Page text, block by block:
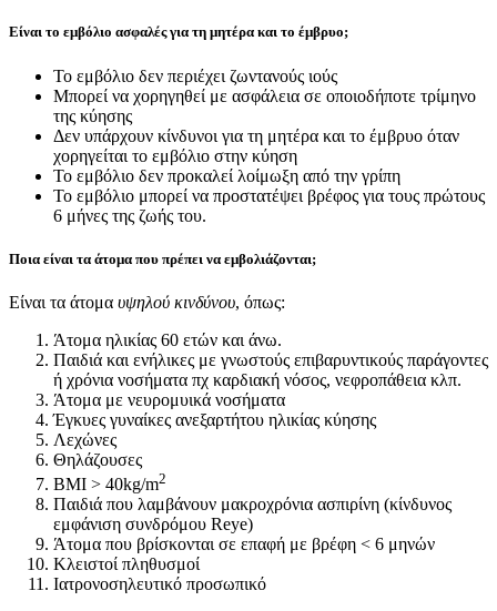
Είναι το εμβόλιο ασφαλές για τη μητέρα και το έμβρυο;
Το εμβόλιο δεν περιέχει ζωντανούς ιούς
Μπορεί να χορηγηθεί με ασφάλεια σε οποιοδήποτε τρίμηνο
της κύησης
Δεν υπάρχουν κίνδυνοι για τη μητέρα και το έμβρυο όταν
χορηγείται το εμβόλιο στην κύηση
Το εμβόλιο δεν προκαλεί λοίμωξη από την γρίπη
Το εμβόλιο μπορεί να προστατέψει βρέφος για τους πρώτους
6 μήνες της ζωής του.
Ποια είναι τα άτομα που πρέπει να εμβολιάζονται;
Είναι τα άτομα υψηλού κινδύνου, όπως:
Άτομα ηλικίας 60 ετών και άνω.
Παιδιά και ενήλικες με γνωστούς επιβαρυντικούς παράγοντες
ή χρόνια νοσήματα πχ καρδιακή νόσος, νεφροπάθεια κλπ.
Άτομα με νευρομυικά νοσήματα
Έγκυες γυναίκες ανεξαρτήτου ηλικίας κύησης
Λεχώνες
Θηλάζουσες
BMI > 40kg/m2
Παιδιά που λαμβάνουν μακροχρόνια ασπιρίνη (κίνδυνος
εμφάνιση συνδρόμου Reye)
Άτομα που βρίσκονται σε επαφή με βρέφη < 6 μηνών
Κλειστοί πληθυσμοί
Ιατρονοσηλευτικό προσωπικό